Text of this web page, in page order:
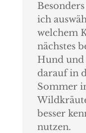
ich
welchem
nächstes
Hund und
darauf in
Sommer
besser
nutzen.